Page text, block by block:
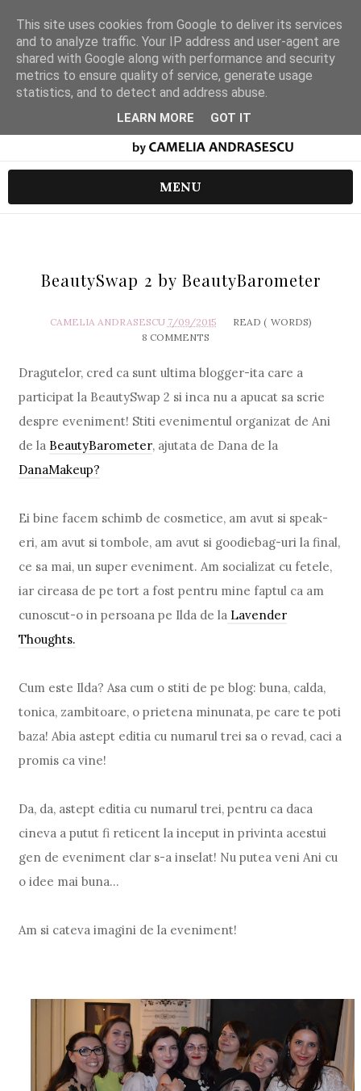
MENU
BeautySwap 2 by BeautyBarometer
CAMELIA ANDRASESCU 7/09/2015 READ ( WORDS)
8 COMMENTS
Dragutelor, cred ca sunt ultima blogger-ita care a
participat la BeautySwap 2 si inca nu a apucat sa scrie
despre eveniment! Stiti evenimentul organizat de Ani
de la BeautyBarometer, ajutata de Dana de la
DanaMakeup?
Ei bine facem schimb de cosmetice, am avut si speak-
eri, am avut si tombole, am avut si goodiebag-uri la final,
ce sa mai, un super eveniment. Am socializat cu fetele,
iar cireasa de pe tort a fost pentru mine faptul ca am
cunoscut-o in persoana pe Ilda de la Lavender
Thoughts.
Cum este Ilda? Asa cum o stiti de pe blog: buna, calda,
tonica, zambitoare, o prietena minunata, pe care te poti
baza! Abia astept editia cu numarul trei sa o revad, caci a
promis ca vine!
Da, da, astept editia cu numarul trei, pentru ca daca
cineva a putut fi reticent la inceput in privinta acestui
gen de eveniment clar s-a inselat! Nu putea veni Ani cu
o idee mai buna...
Am si cateva imagini de la eveniment!
This site uses cookies from Google to deliver its services
and to analyze traffic. Your IP address and user-agent are
shared with Google along with performance and security
metrics to ensure quality of service, generate usage
statistics, and to detect and address abuse.
LEARN MORE GOT IT